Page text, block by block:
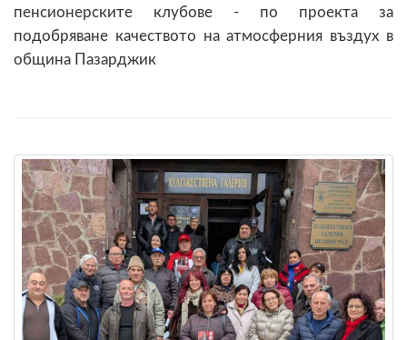
пенсионерските клубове - по проекта за
подобряване качеството на атмосферния въздух в
община Пазарджик